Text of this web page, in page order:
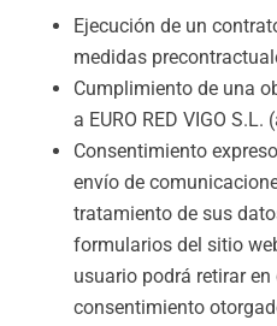
Ejecución de un
medidas
Cumplimiento de una
a EURO RED VIGO S.L.
Consentimiento
envío de
tratamiento de sus
formularios del sitio
usuario podrá retirar
consentimiento